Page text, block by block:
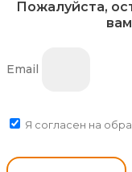
Пожалуйста,
Email
Я согласен на